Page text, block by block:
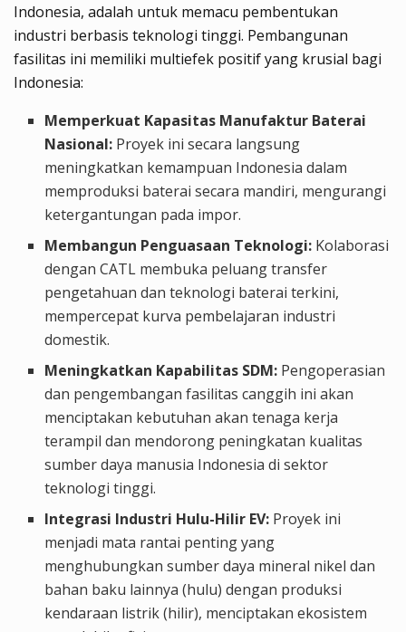
Indonesia, adalah untuk memacu pembentukan
industri berbasis teknologi tinggi. Pembangunan
fasilitas ini memiliki multiefek positif yang krusial bagi
Indonesia:
Memperkuat Kapasitas Manufaktur Baterai
Nasional: Proyek ini secara langsung
meningkatkan kemampuan Indonesia dalam
memproduksi baterai secara mandiri, mengurangi
ketergantungan pada impor.
Membangun Penguasaan Teknologi: Kolaborasi
dengan CATL membuka peluang transfer
pengetahuan dan teknologi baterai terkini,
mempercepat kurva pembelajaran industri
domestik.
Meningkatkan Kapabilitas SDM: Pengoperasian
dan pengembangan fasilitas canggih ini akan
menciptakan kebutuhan akan tenaga kerja
terampil dan mendorong peningkatan kualitas
sumber daya manusia Indonesia di sektor
teknologi tinggi.
Integrasi Industri Hulu-Hilir EV: Proyek ini
menjadi mata rantai penting yang
menghubungkan sumber daya mineral nikel dan
bahan baku lainnya (hulu) dengan produksi
kendaraan listrik (hilir), menciptakan ekosistem